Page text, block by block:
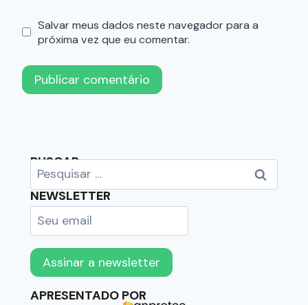
Salvar meus dados neste navegador para a
próxima vez que eu comentar.
BUSCAR
NEWSLETTER
APRESENTADO POR